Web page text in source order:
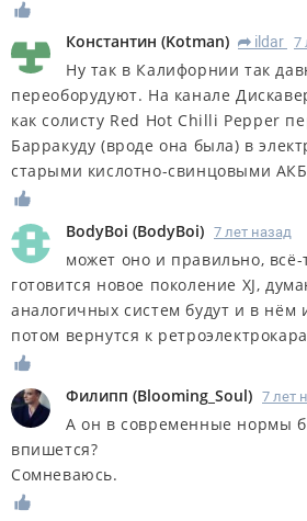
Константин (Kotman) R ildar 7
Ну так в Калифорнии так
переоборудуют. На канале
как солисту Red Hot Chilli Pepper
Барракуду (вроде она была) в
старыми кислотно-свинцовыми
BodyBoi (BodyBoi) 7 лет назад
может оно и правильно, всё-
готовится новое поколение XJ,
аналогичных систем будут и в нём
потом вернутся к
Филипп (Blooming_Soul) 7 лет
А он в современные нормы
впишется?
Сомневаюсь.